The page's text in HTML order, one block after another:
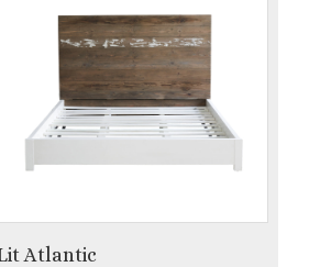
Atlantic